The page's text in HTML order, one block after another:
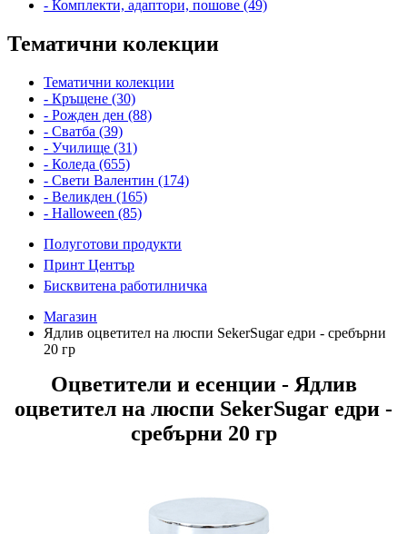
- Комплекти, адаптори, пошове (49)
Тематични колекции
Тематични колекции
- Кръщене (30)
- Рожден ден (88)
- Сватба (39)
- Училище (31)
- Коледа (655)
- Свети Валентин (174)
- Великден (165)
- Halloween (85)
Полуготови продукти
Принт Център
Бисквитена работилничка
Магазин
Ядлив оцветител на люспи SekerSugar едри - сребърни
20 гр
Оцветители и есенции - Ядлив
оцветител на люспи SekerSugar едри -
сребърни 20 гр